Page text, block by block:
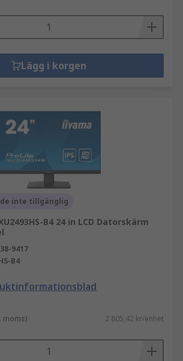
Lägg i korgen
inte tillgänglig
B4 24 in LCD Datorskärm
9417
B4
moms) 2 805,42 kr/enhet